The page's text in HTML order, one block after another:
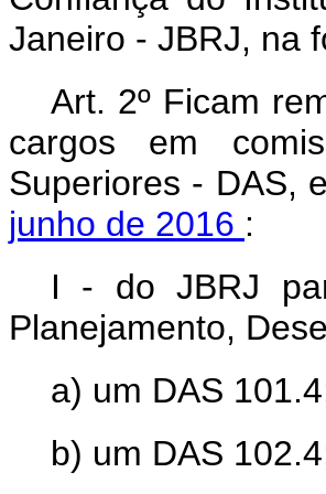
Janeiro - JBRJ, na
Art. 2º Ficam
cargos em
Superiores - DAS,
junho de 2016 :
I - do JBRJ
Planejamento,
a) um DAS
b) um DAS